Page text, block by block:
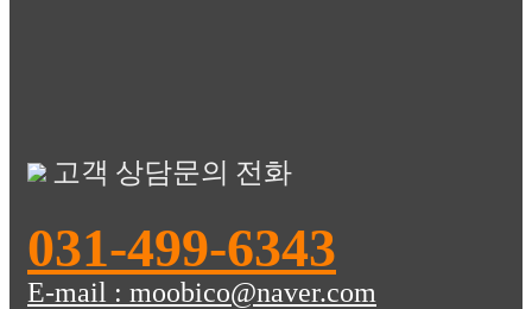
고객 상담문의 전화
031-499-6343
E-mail : moobico@naver.com